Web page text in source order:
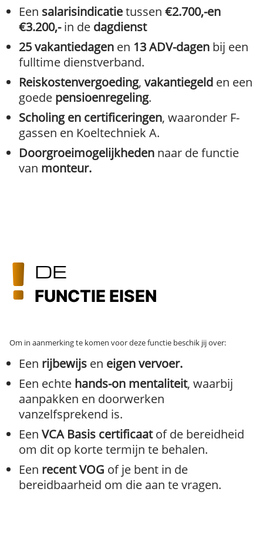
Een salarisindicatietussen €2.700,-en
€3.200,-in de dagdienst
25 vakantiedagen en 13 ADV-dagen bij een
fulltime dienstverband.
Reiskostenvergoeding, vakantiegeld en een
goede pensioenregeling.
Scholing en certificeringen, waaronder F-
gassen en Koeltechniek A.
Doorgroeimogelijkheden naar de functie
van monteur.
DE
FUNCTIE EISEN
Om in aanmerking te komen voor deze functie beschik jij over:
Een rijbewijs en eigen vervoer.
Een echte hands-on mentaliteit, waarbij
aanpakken en doorwerken
vanzelfsprekend is.
Een VCA Basis certificaatof de bereidheid
om dit op korte termijn te behalen.
Een recent VOG of je bent in de
bereidbaarheid om die aan te vragen.